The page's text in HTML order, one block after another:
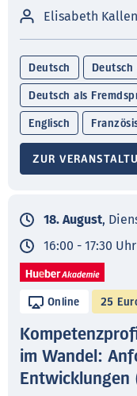
Elisabeth
Deutsch
Deutsch als
Englisch
ZUR
18. August,
16:00 - 17:30 Uhr
Online 25
im Wandel:
Entwicklungen